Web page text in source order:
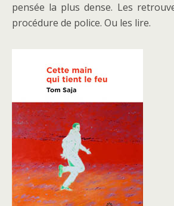
pensée la plus dense. Les
procédure de police. Ou les lire.